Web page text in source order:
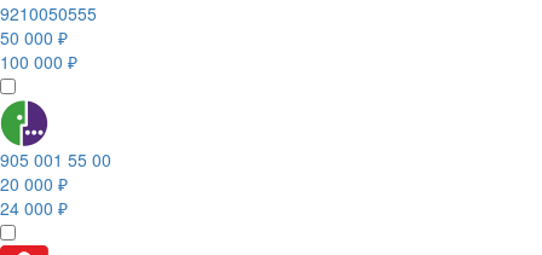
9210050555
50 000 ₽
100 000 ₽
905 001 55 00
20 000 ₽
24 000 ₽